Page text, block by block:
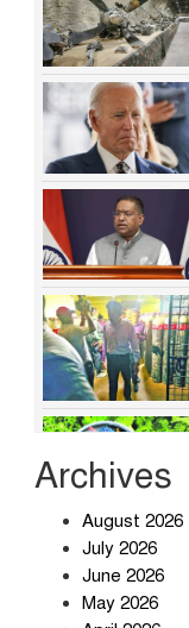
Archives
August 2026
July 2026
June 2026
May 2026